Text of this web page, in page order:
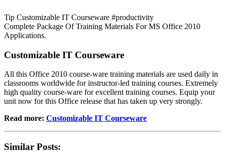
Tip Customizable IT Courseware #productivity
Complete Package Of Training Materials For MS Office 2010
Applications.
Customizable IT Courseware
All this Office 2010 course-ware training materials are used daily in
classrooms worldwide for instructor-led training courses. Extremely
high quality course-ware for excellent training courses. Equip your
unit now for this Office release that has taken up very strongly.
Read more: Customizable IT Courseware
Similar Posts: